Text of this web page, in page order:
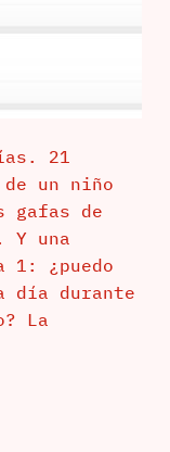
21
un niño
gafas de
una
1: ¿puedo
día durante
La